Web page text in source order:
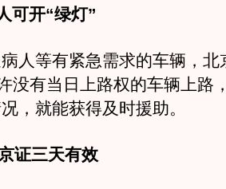
可开“绿灯”
等有紧急需求的车辆，北
没有当日上路权的车辆上路
，就能获得及时援助。
证三天有效